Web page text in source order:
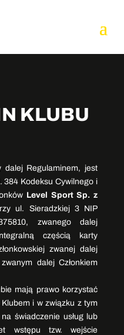
KLUBU
dalej Regulaminem, jest
384 Kodeksu Cywilnego i
Level Sport Sp. z
ul. Sieradzkiej 3 NIP
zwanego dalej
częścią karty
zwanej dalej
dalej Członkiem
mają prawo korzystać
i w związku z tym
świadczenie usług lub
wstępu tzw. wejście